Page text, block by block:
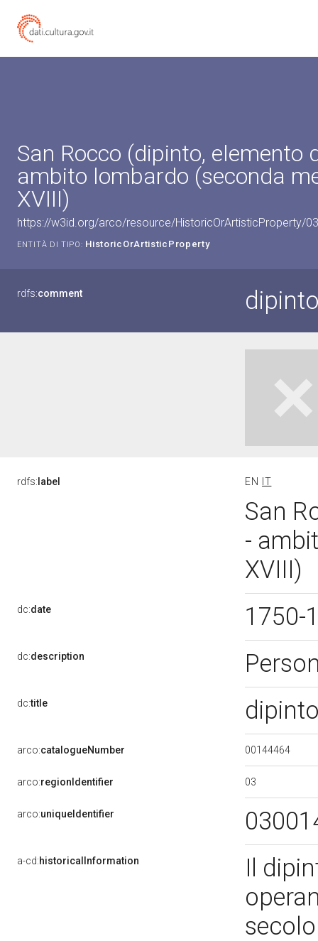
San Rocco (dipinto, elemento
ambito lombardo (seconda
XVIII)
https://w3id.org/arco/resource/HistoricOrArtisticProperty/
ENTITÀ DI TIPO: HistoricOrArtisticProperty
rdfs:comment
rdfs: label EN IT
San
-
XVIII)
dc:date 1750-
dc:description
dc:title
arco:catalogueNumber 00144464
arco:regionIdentifier 03
arco:uniqueIdentifier
a-cd:historicalInformation
Il